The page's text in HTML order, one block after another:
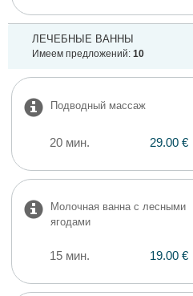
ЛЕЧЕБНЫЕ ВАННЫ
Имеем предложений: 10
Подводный массаж
20 мин. 29.00 €
Молочная ванна с лесными
ягодами
15 мин. 19.00 €